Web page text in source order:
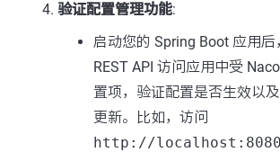
验证配置管理功能:
启动您的 Spring Boot 应用后
REST API 访问应用中受
置项，验证配置是否生效以
更新。比如，访问
http://